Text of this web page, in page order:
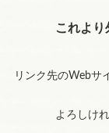
これより
リンク先のWebサ
よろしけ